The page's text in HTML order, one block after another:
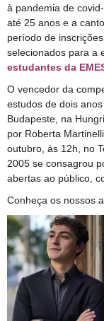
à pandemia de
até 25 anos e a
período de
selecionados para a
estudantes da
O vencedor da
estudos de dois
Budapeste, na
por Roberta
outubro, às 12h, no
2005 se consagrou
abertas ao público,
Conheça os nossos